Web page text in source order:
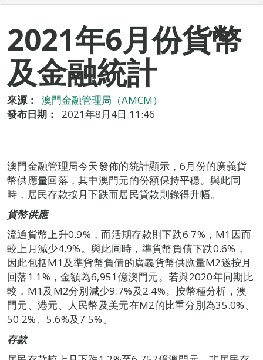
2021年6月份貨幣
及金融統計
來源：
澳門金融管理局（AMCM）
發布日期：
2021年8月4日 11:46
澳門金融管理局今天發佈的統計顯示，6月份的廣義貨
幣供應量回落，其中澳門元的份額保持平穩。與此同
時，居民存款按月下跌而居民貸款則錄得升幅。
貨幣供應
流通貨幣上升0.9%，而活期存款則下跌6.7%，M1因而
較上月減少4.9%。與此同時，準貨幣負債下跌0.6%，
因此包括M1及準貨幣負債的廣義貨幣供應量M2遂按月
回落1.1%，金額為6,951億澳門元。若與2020年同期比
較，M1及M2分別減少9.7%及2.4%。按幣種分析，澳
門元、港元、人民幣及美元在M2的比重分別為35.0%、
50.2%、5.6%及7.5%。
存款